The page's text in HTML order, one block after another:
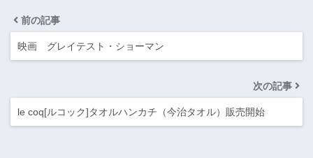
前の記事
映画 グレイテスト・ショーマン
次の記事
le coq[ルコック]タオルハンカチ（今治タオル）販売開始